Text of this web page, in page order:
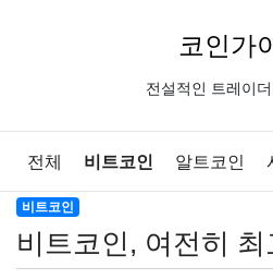
코인가
전설적인 트레이
전체 비트코인 알트코인
코인기초
비트코인
비트코인, 여전히